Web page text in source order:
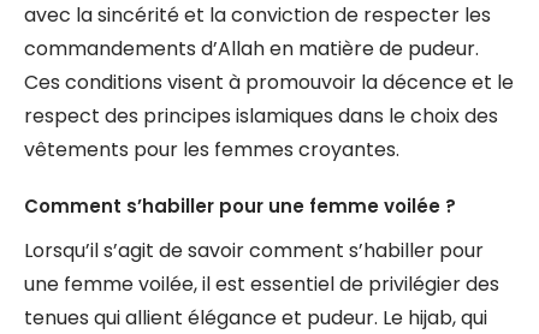
avec la sincérité et la conviction de respecter les
commandements d’Allah en matière de pudeur.
Ces conditions visent à promouvoir la décence et le
respect des principes islamiques dans le choix des
vêtements pour les femmes croyantes.
Comment s’habiller pour une femme voilée ?
Lorsqu’il s’agit de savoir comment s’habiller pour
une femme voilée, il est essentiel de privilégier des
tenues qui allient élégance et pudeur. Le hijab, qui